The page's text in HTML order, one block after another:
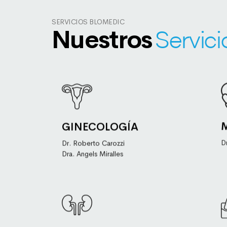
SERVICIOS BLOMEDIC
Nuestros
GINECOLOGÍA
Dr. Roberto Carozzi
Dra. Angels Miralles
femenino, se ocupa de la totalidad del
estudio de la anatomía, fisiología,
patología, promoción de salud,